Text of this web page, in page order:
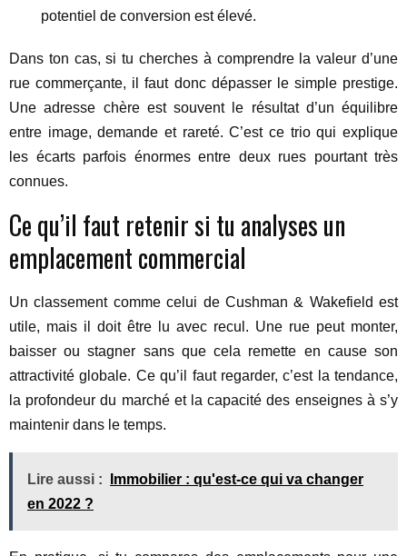
potentiel de conversion est élevé.
Dans ton cas, si tu cherches à comprendre la valeur d’une
rue commerçante, il faut donc dépasser le simple prestige.
Une adresse chère est souvent le résultat d’un équilibre
entre image, demande et rareté. C’est ce trio qui explique
les écarts parfois énormes entre deux rues pourtant très
connues.
Ce qu’il faut retenir si tu analyses un
emplacement commercial
Un classement comme celui de Cushman & Wakefield est
utile, mais il doit être lu avec recul. Une rue peut monter,
baisser ou stagner sans que cela remette en cause son
attractivité globale. Ce qu’il faut regarder, c’est la tendance,
la profondeur du marché et la capacité des enseignes à s’y
maintenir dans le temps.
Lire aussi :
Immobilier : qu'est-ce qui va changer
en 2022 ?